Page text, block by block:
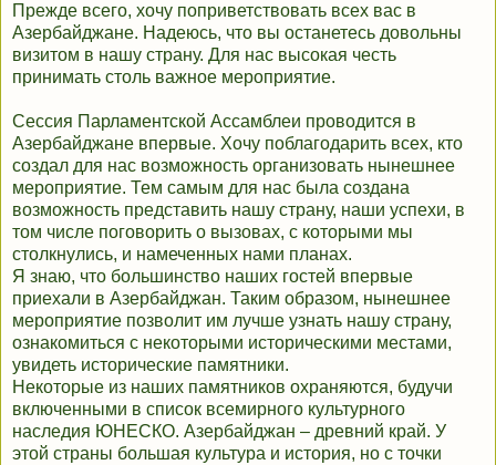
Прежде всего, хочу поприветствовать всех вас в
Азербайджане. Надеюсь, что вы останетесь довольны
визитом в нашу страну. Для нас высокая честь
принимать столь важное мероприятие.
Сессия Парламентской Ассамблеи проводится в
Азербайджане впервые. Хочу поблагодарить всех, кто
создал для нас возможность организовать нынешнее
мероприятие. Тем самым для нас была создана
возможность представить нашу страну, наши успехи, в
том числе поговорить о вызовах, с которыми мы
столкнулись, и намеченных нами планах.
Я знаю, что большинство наших гостей впервые
приехали в Азербайджан. Таким образом, нынешнее
мероприятие позволит им лучше узнать нашу страну,
ознакомиться с некоторыми историческими местами,
увидеть исторические памятники.
Некоторые из наших памятников охраняются, будучи
включенными в список всемирного культурного
наследия ЮНЕСКО. Азербайджан – древний край. У
этой страны большая культура и история, но с точки